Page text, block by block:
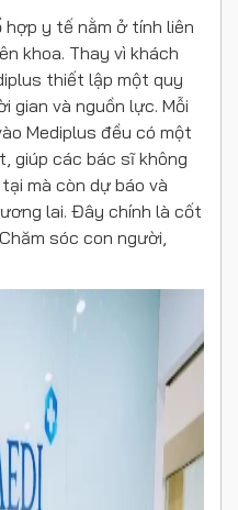
y tế nằm ở tính liên
khoa. Thay vì khách
thiết lập một quy
gian và nguồn lực. Mỗi
Mediplus đều có một
giúp các bác sĩ không
mà còn dự báo và
lai. Đây chính là cốt
sóc con người,